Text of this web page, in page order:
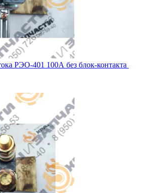
РЭО-401 100А без блок‑контакта